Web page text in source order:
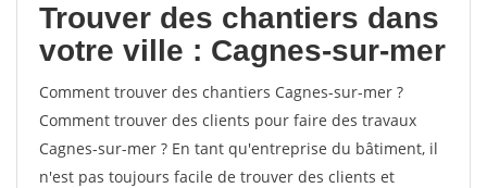
Trouver des chantiers dans
votre ville : Cagnes-sur-mer
Comment trouver des chantiers Cagnes-sur-mer ?
Comment trouver des clients pour faire des travaux
Cagnes-sur-mer ? En tant qu'entreprise du bâtiment, il
n'est pas toujours facile de trouver des clients et